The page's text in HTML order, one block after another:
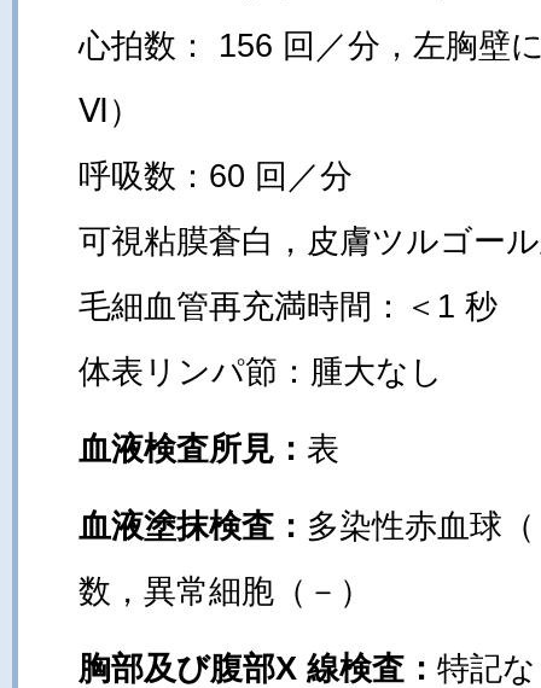
心拍数： 156 回／分，左胸壁
Ⅵ）
呼吸数：60 回／分
可視粘膜蒼白，皮膚ツルゴー
毛細血管再充満時間：＜1 秒
体表リンパ節：腫大なし
血液検査所見： 表
血液塗抹検査： 多染性赤血球
数，異常細胞（－）
胸部及び腹部X 線検査： 特記